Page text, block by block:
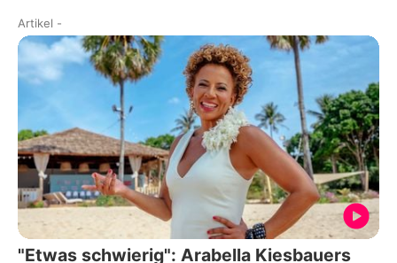
Artikel -
"Etwas schwierig": Arabella Kiesbauers